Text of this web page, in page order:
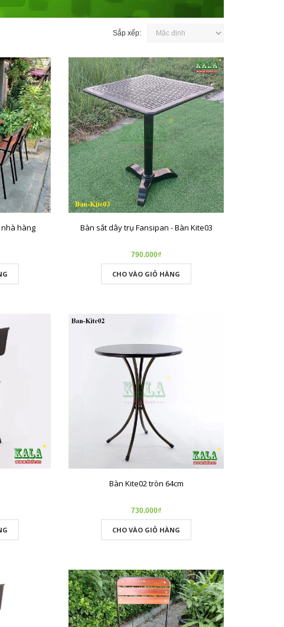
Sắp xếp:
nhà hàng
Bàn sắt dây trụ Fansipan - Bàn Kite03
790.000₫
CHO VÀO GIỎ HÀNG
Bàn Kite02 tròn 64cm
730.000₫
CHO VÀO GIỎ HÀNG